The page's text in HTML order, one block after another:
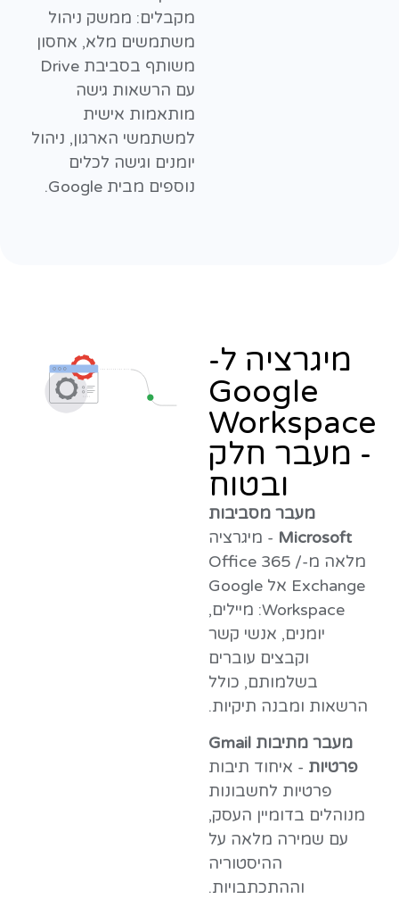
מקבלים: ממשק ניהול
משתמשים מלא, אחסון
משותף בסביבת Drive
עם הרשאות גישה
מותאמות אישית
למשתמשי הארגון, ניהול
יומנים וגישה לכלים
נוספים מבית Google.
מיגרציה ל-
Google
Workspace
- מעבר חלק
ובטוח
מעבר מסביבות
Microsoft - מיגרציה
מלאה מ-Office 365 /
Exchange אל Google
Workspace: מיילים,
יומנים, אנשי קשר
וקבצים עוברים
בשלמותם, כולל
הרשאות ומבנה תיקיות.
מעבר מתיבות Gmail
פרטיות - איחוד תיבות
פרטיות לחשבונות
מנוהלים בדומיין העסק,
עם שמירה מלאה על
ההיסטוריה
וההתכתבויות.